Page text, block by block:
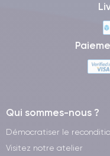
Qui sommes-nous ?
Démocratiser le
Visitez notre atelier